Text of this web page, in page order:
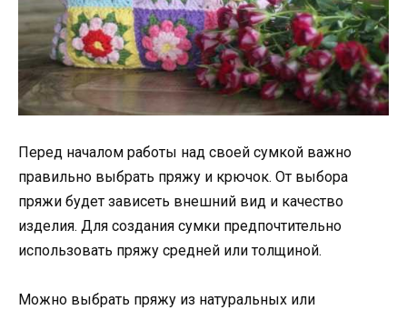
Перед началом работы над своей сумкой важно
правильно выбрать пряжу и крючок. От выбора
пряжи будет зависеть внешний вид и качество
изделия. Для создания сумки предпочтительно
использовать пряжу средней или толщиной.
Можно выбрать пряжу из натуральных или